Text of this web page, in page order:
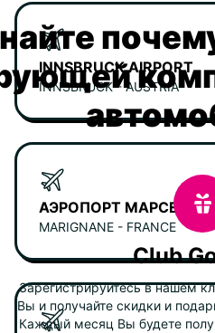
INNSBRUCK AIRPORT
INNSBRUCK - AUSTRIA
АЭРОПОРТ МАРСЕЛЯ
MARIGNANE - FRANCE
Club
Зарегистрируйтесь в нашем
Вы и получайте скидки и
Каждый месяц Вы будете